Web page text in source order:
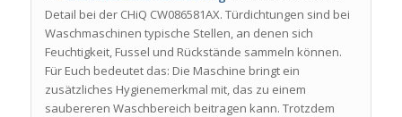
Detail bei der CHiQ CW086581AX. Türdichtungen sind bei
Waschmaschinen typische Stellen, an denen sich
Feuchtigkeit, Fussel und Rückstände sammeln können.
Für Euch bedeutet das: Die Maschine bringt ein
zusätzliches Hygienemerkmal mit, das zu einem
saubereren Waschbereich beitragen kann. Trotzdem